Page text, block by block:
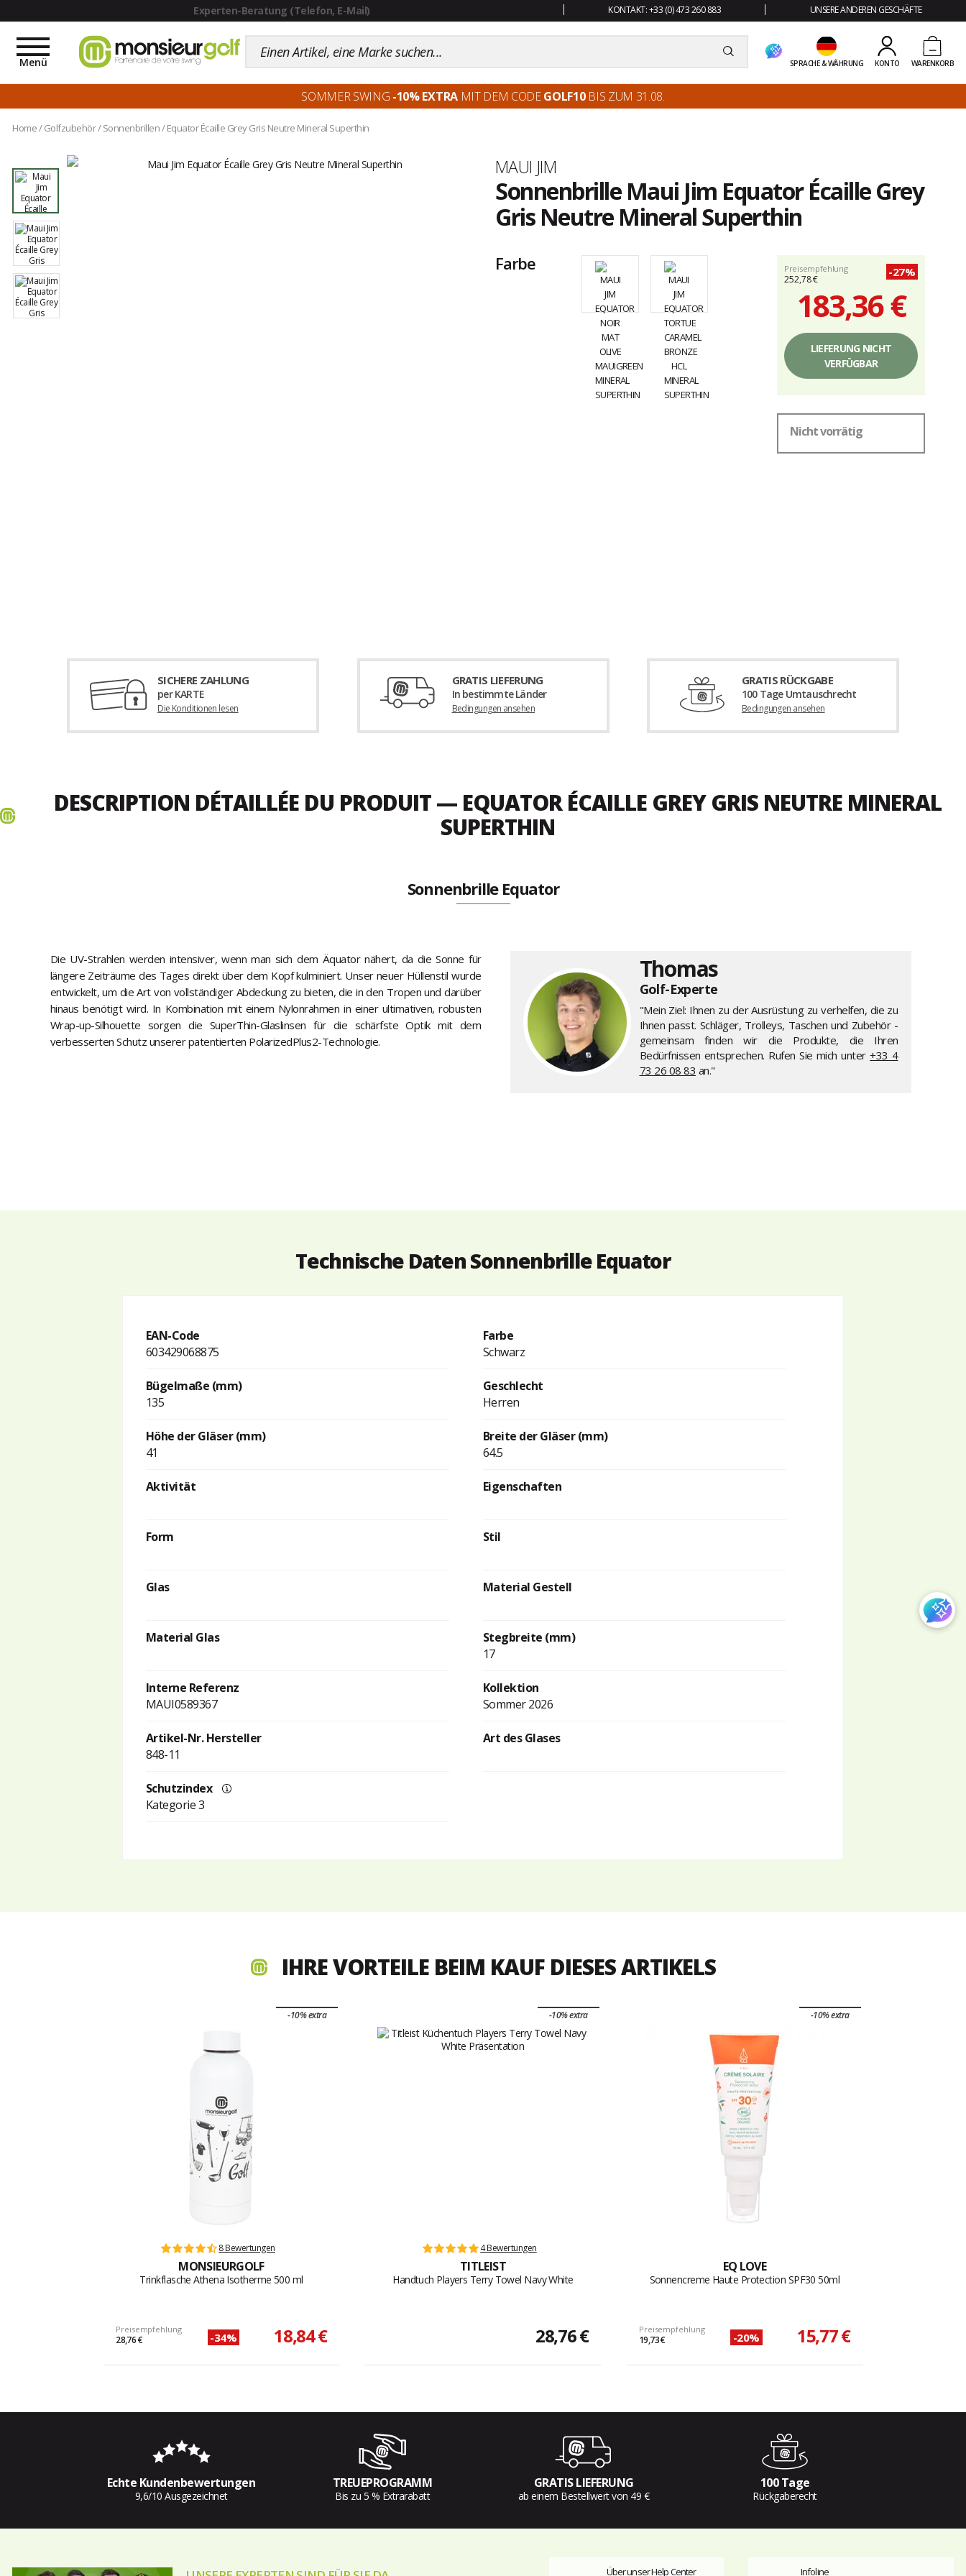
KONTAKT: +33 (0) 473 260 883 UNSERE ANDEREN GESCHÄFTE
SPRACHE & WÄHRUNG KONTO WARENKORB
Toggle
navigation
Menü
SOMMER SWING -10% EXTRAMIT DEM CODEGOLF10BIS ZUM 31.08.
Home/ Golfzubehör/Sonnenbrillen/Equator Écaille Grey Gris Neutre Mineral Superthin
Marke
MAUI JIM
Sonnenbrille Maui Jim Equator Écaille Grey
Gris Neutre Mineral Superthin
Farbe Preisempfehlung
252,78 €
-27%
183,36 €
Einzelpreis,
ohne
Gebühren
LIEFERUNG NICHT
VERFÜGBAR
Nicht vorrätig
SICHERE ZAHLUNG
per KARTE
Die Konditionen lesen
GRATIS LIEFERUNG
In bestimmte Länder
Bedingungen ansehen
GRATIS RÜCKGABE
100 Tage Umtauschrecht
Bedingungen ansehen
DESCRIPTION DÉTAILLÉE DU PRODUIT — EQUATOR ÉCAILLE GREY GRIS NEUTRE MINERAL
SUPERTHIN
Sonnenbrille Equator
Die UV-Strahlen werden intensiver, wenn man sich dem Äquator nähert, da die Sonne für
längere Zeiträume des Tages direkt über dem Kopf kulminiert. Unser neuer Hüllenstil wurde
entwickelt, um die Art von vollständiger Abdeckung zu bieten, die in den Tropen und darüber
hinaus benötigt wird. In Kombination mit einem Nylonrahmen in einer ultimativen, robusten
Wrap-up-Silhouette sorgen die SuperThin-Glaslinsen für die schärfste Optik mit dem
verbesserten Schutz unserer patentierten PolarizedPlus2-Technologie.
Thomas
Golf-Experte
"Mein Ziel: Ihnen zu der Ausrüstung zu verhelfen, die zu
Ihnen passt. Schläger, Trolleys, Taschen und Zubehör -
gemeinsam finden wir die Produkte, die Ihren
Bedürfnissen entsprechen. Rufen Sie mich unter+33 4
73 26 08 83 an."
Technische Daten Sonnenbrille Equator
EAN-Code
603429068875
Farbe
Schwarz
Bügelmaße (mm)
135
Geschlecht
Herren
Höhe der Gläser (mm)
41
Breite der Gläser (mm)
64.5
Aktivität Eigenschaften
Form Stil
Glas Material Gestell
Material Glas
Stegbreite (mm)
17
Interne Referenz
MAUI0589367
Kollektion
Sommer 2026
Artikel-Nr. Hersteller
848-11
Art des Glases
Schutzindex
Kategorie 3
IHRE VORTEILE BEIM KAUF DIESES ARTIKELS
-10% extra
8 Bewertungen
MONSIEURGOLF
Trinkflasche Athena Isotherme 500 ml
Preisempfehlung
28,76 € -34% 18,84 €
-10% extra
4 Bewertungen
TITLEIST
Handtuch Players Terry Towel Navy White
28,76 €
-10% extra
EQ LOVE
Sonnencreme Haute Protection SPF30 50ml
Preisempfehlung
19,73 € -20% 15,77 €
Echte Kundenbewertungen
9,6/10 Ausgezeichnet
TREUEPROGRAMM
Bis zu 5 % Extrarabatt
GRATIS LIEFERUNG
ab einem Bestellwert von 49 €
100 Tage
Rückgaberecht
Über unser Help Center Infoline